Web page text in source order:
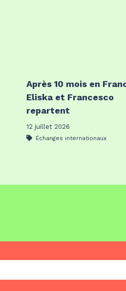
Après 10 mois en
Eliska et Francesco
repartent
12 juillet 2026
Échanges internationaux